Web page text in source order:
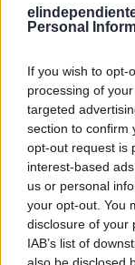
Personal
If you wish to opt-
processing of
targeted
section to confirm
opt-out request is
interest-based
us or personal
your opt-out. You
disclosure of your
IAB’s list of
also be disclosed
suelen ser
advierten, por
En la
un 120%
El alcance del